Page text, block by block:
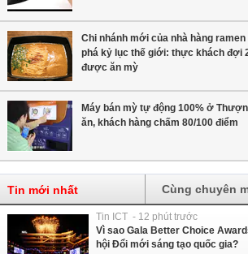
Chi nhánh mới của nhà hàng
phá kỷ lục thế giới: thực khách đợi
được ăn mỳ
Máy bán mỳ tự động 100% ở
ăn, khách hàng chấm 80/100 điểm
Tin mới nhất Cùng chuyên
Tin ICT - 12 phút trước
Vì sao Gala Better Choice
hội Đổi mới sáng tạo quốc gia?